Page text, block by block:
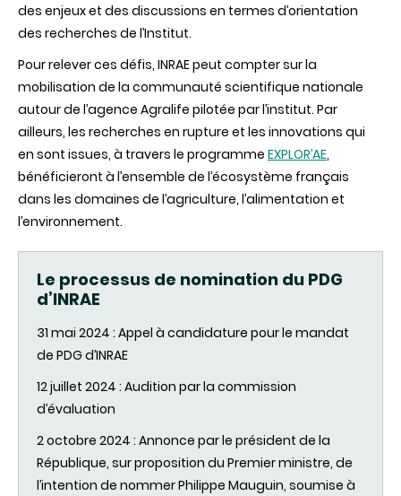
des enjeux et des discussions en termes d’orientation
des recherches de l’Institut.
Pour relever ces défis, INRAE peut compter sur la
mobilisation de la communauté scientifique nationale
autour de l’agence Agralife pilotée par l’institut. Par
ailleurs, les recherches en rupture et les innovations qui
en sont issues, à travers le programme EXPLOR’AE,
bénéficieront à l’ensemble de l’écosystème français
dans les domaines de l’agriculture, l’alimentation et
l’environnement.
Le processus de nomination du PDG
d’INRAE
31 mai 2024 : Appel à candidature pour le mandat
de PDG d’INRAE
12 juillet 2024 : Audition par la commission
d’évaluation
2 octobre 2024 : Annonce par le président de la
République, sur proposition du Premier ministre, de
l’intention de nommer Philippe Mauguin, soumise à